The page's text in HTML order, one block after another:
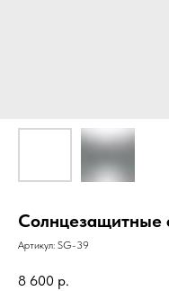
Солнцезащитные
Артикул: SG-39
8 600 р.